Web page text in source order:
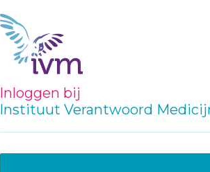
Inloggen bij
Instituut Verantwoord